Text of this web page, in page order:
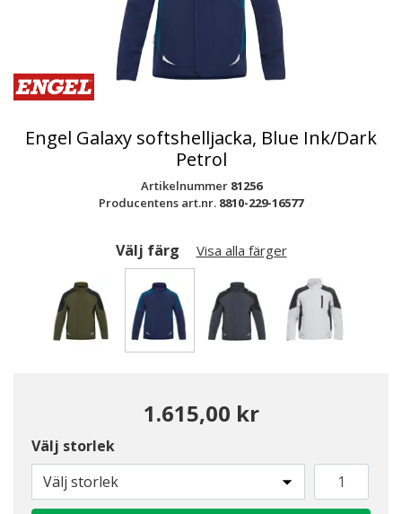
Engel Galaxy softshelljacka, Blue Ink/Dark
Petrol
Artikelnummer 81256
Producentens art.nr. 8810-229-16577
Välj färg Visa alla färger
1.615,00 kr
Välj storlek
Välj storlek